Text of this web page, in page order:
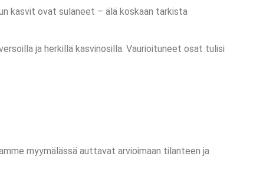
kasvit ovat sulaneet – älä koskaan tarkista
ja herkillä kasvinosilla. Vaurioituneet osat tulisi
myymälässä auttavat arvioimaan tilanteen ja